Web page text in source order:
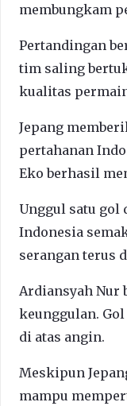
membungkam
Pertandingan
tim saling
kualitas
Jepang
pertahanan
Eko berhasil
Unggul satu gol
Indonesia
serangan terus
Ardiansyah Nur
keunggulan.
di atas angin.
Meskipun
mampu